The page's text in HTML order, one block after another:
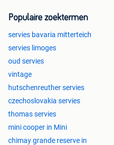
Populaire zoektermen
servies bavaria mitterteich
servies limoges
oud servies
vintage
hutschenreuther servies
czechoslovakia servies
thomas servies
mini cooper in Mini
chimay grande reserve in